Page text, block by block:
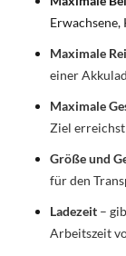
Maximale
einer
Maximale
Ziel
Größe und
für den
Ladezeit –
Arbeitszeit